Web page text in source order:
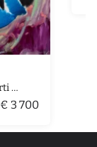
Mintyse kaip širdy aš atkurti tave mėginau. dedikacija motinai
€ 3 700